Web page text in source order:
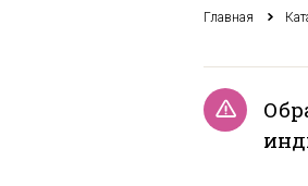
Главная